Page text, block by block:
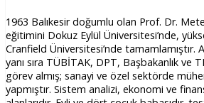
1963 Balıkesir doğumlu olan Prof. Dr.
eğitimini Dokuz Eylül Üniversitesi’nde,
Cranfield Üniversitesi’nde tamamlamıştır.
yanı sıra TÜBİTAK, DPT, Başbakanlık ve
görev almış; sanayi ve özel sektörde
yapmıştır. Sistem analizi, ekonomi ve